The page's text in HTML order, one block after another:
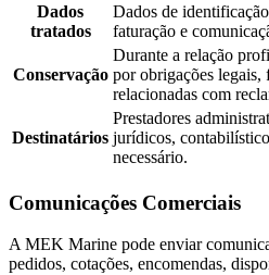
Dados
tratados
Dados de
faturação e
Conservação
Durante a relação
por obrigações legais,
relacionadas com
Destinatários
Prestadores
jurídicos,
necessário.
Comunicações Comerciais
A MEK Marine pode enviar
pedidos, cotações, encomendas,